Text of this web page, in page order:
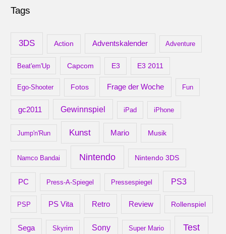
Tags
3DS Action Adventskalender Adventure
Beat'em'Up Capcom E3 E3 2011
Ego-Shooter Fotos Frage der Woche Fun
gc2011 Gewinnspiel iPad iPhone
Jump'n'Run Kunst Mario Musik
Namco Bandai Nintendo Nintendo 3DS
PC Press-A-Spiegel Pressespiegel PS3
PSP PS Vita Retro Review Rollenspiel
Sega Skyrim Sony Super Mario Test